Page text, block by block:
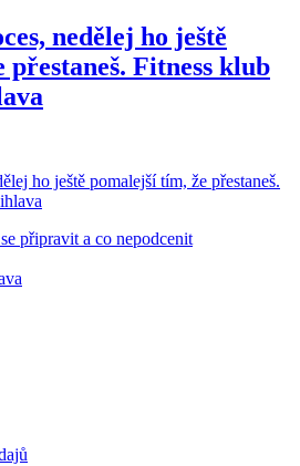
nedělej ho ještě
Fitness klub
připravit a co nepodcenit